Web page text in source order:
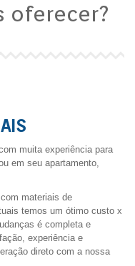
oferecer?
muita experiência para
em seu apartamento,
materiais de
temos um ótimo custo x
é completa e
experiência e
direto com a nossa